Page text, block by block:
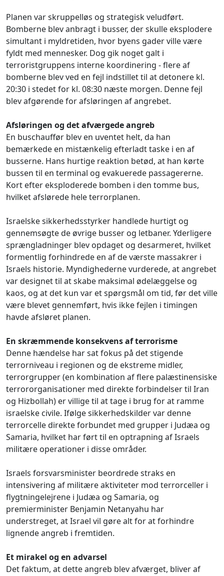
Planen var skruppelløs og strategisk veludført.
Bomberne blev anbragt i busser, der skulle eksplodere
simultant i myldretiden, hvor byens gader ville være
fyldt med mennesker. Dog gik noget galt i
terroristgruppens interne koordinering - flere af
bomberne blev ved en fejl indstillet til at detonere kl.
20:30 i stedet for kl. 08:30 næste morgen. Denne fejl
blev afgørende for afsløringen af angrebet.
Afsløringen og det afværgede angreb
En buschauffør blev en uventet helt, da han
bemærkede en mistænkelig efterladt taske i en af
busserne. Hans hurtige reaktion betød, at han kørte
bussen til en terminal og evakuerede passagererne.
Kort efter eksploderede bomben i den tomme bus,
hvilket afslørede hele terrorplanen.
Israelske sikkerhedsstyrker handlede hurtigt og
gennemsøgte de øvrige busser og letbaner. Yderligere
sprængladninger blev opdaget og desarmeret, hvilket
formentlig forhindrede en af de værste massakrer i
Israels historie. Myndighederne vurderede, at angrebet
var designet til at skabe maksimal ødelæggelse og
kaos, og at det kun var et spørgsmål om tid, før det ville
være blevet gennemført, hvis ikke fejlen i timingen
havde afsløret planen.
En skræmmende konsekvens af terrorisme
Denne hændelse har sat fokus på det stigende
terrorniveau i regionen og de ekstreme midler,
terrorgrupper (en kombination af flere palæstinensiske
terrororganisationer med direkte forbindelser til Iran
og Hizbollah) er villige til at tage i brug for at ramme
israelske civile. Ifølge sikkerhedskilder var denne
terrorcelle direkte forbundet med grupper i Judæa og
Samaria, hvilket har ført til en optrapning af Israels
militære operationer i disse områder.
Israels forsvarsminister beordrede straks en
intensivering af militære aktiviteter mod terrorceller i
flygtningelejrene i Judæa og Samaria, og
premierminister Benjamin Netanyahu har
understreget, at Israel vil gøre alt for at forhindre
lignende angreb i fremtiden.
Et mirakel og en advarsel
Det faktum, at dette angreb blev afværget, bliver af